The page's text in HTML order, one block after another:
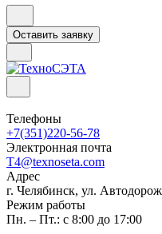
Оставить заявку
Телефоны
+7(351)220-56-78
Электронная почта
T4@texnoseta.com
Адрес
г. Челябинск, ул.
Режим работы
Пн. – Пт.: с 8:00 до 17:00